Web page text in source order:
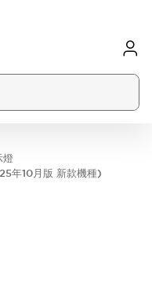
年10月版 新款機種)